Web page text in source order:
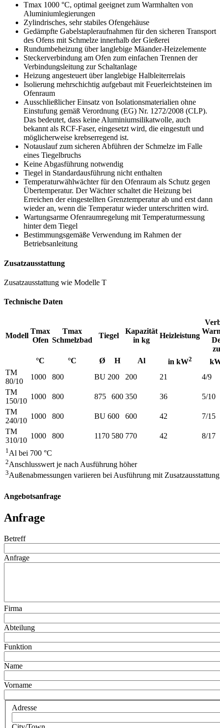
Tmax 1000 °C, optimal geeignet zum Warmhalten von
Aluminiumlegierungen
Zylindrisches, sehr stabiles Ofengehäuse
Gedämpfte Gabelstapleraufnahmen für den sicheren Transport
des Ofens mit Schmelze innerhalb der Gießerei
Rundumbeheizung über langlebige Mäander-Heizelemente
Steckerverbindung am Ofen zum einfachen Trennen der
Verbindungsleitung zur Schaltanlage
Heizung angesteuert über langlebige Halbleiterrelais
Isolierung mehrschichtig aufgebaut mit Feuerleichtsteinen im
Ofenraum
Ausschließlicher Einsatz von Isolationsmaterialien ohne
Einstufung gemäß Verordnung (EG) Nr. 1272/2008 (CLP).
Das bedeutet, dass keine Aluminiumsilikatwolle, auch
bekannt als RCF-Faser, eingesetzt wird, die eingestuft und
möglicherweise krebserregend ist.
Notauslauf zum sicheren Abführen der Schmelze im Falle
eines Tiegelbruchs
Keine Abgasführung notwendig
Tiegel in Standardausführung nicht enthalten
Temperaturwählwächter für den Ofenraum als Schutz gegen
Übertemperatur. Der Wächter schaltet die Heizung bei
Erreichen der eingestellten Grenztemperatur ab und erst dann
wieder an, wenn die Temperatur wieder unterschritten wird.
Wartungsarme Ofenraumregelung mit Temperaturmessung
hinter dem Tiegel
Bestimmungsgemäße Verwendung im Rahmen der
Betriebsanleitung
Zusatzausstattung
Zusatzausstattung wie Modelle T
Technische Daten
Modell
Tmax
Ofen
Tmax
Schmelzbad
Tiegel
Kapazität
in kg
Heizleistung
°C
°C Ø H Al in kW2
TM
80/10
1000 800 BU 200 200 21
4/9
TM
150/10
1000 800 875 600 350 36
5/10
TM
240/10
1000 800 BU 600 600 42
7/15
TM
310/10
1000 800 1170 580 770 42 8/17
1Al bei 700 °C
2Anschlusswert je nach Ausführung höher
3Außenabmessungen variieren bei Ausführung mit
Angebotsanfrage
Anfrage
Betreff
Anfrage
Firma
Abteilung
Funktion
Name
Vorname
Adresse